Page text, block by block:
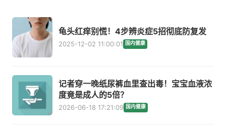
龟头红痒别慌！4步辨炎症5招彻底防复发
2025-12-02 11:00:01 国内健康
记者穿一晚纸尿裤血里查出毒！宝宝血液浓
度竟是成人的5倍？
2026-06-18 17:21:09 国内健康